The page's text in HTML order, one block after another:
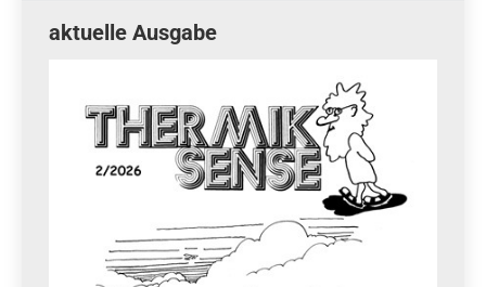
aktuelle Ausgabe